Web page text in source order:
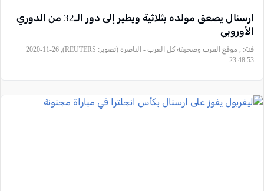
ارسنال يصعق مولده بثلاثية ويطير إلى دور الـ32 من الدوري
الأوروبي
فئة:
, موقع العرب وصحيفة كل العرب - الناصرة (تصوير: REUTERS), 2020-11-26
23:48:53